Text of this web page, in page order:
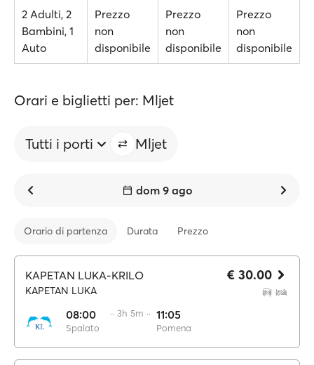
2 Adulti, 2
Bambini, 1
Auto
Prezzo
non
disponibile
Prezzo
non
disponibile
Prezzo
non
disponibile
Orari e biglietti per: Mljet
Tutti i porti Mljet
dom 9 ago
Orario di partenza Durata Prezzo
KAPETAN LUKA-KRILO
KAPETAN LUKA
08:00
Spalato
·· 3h 5m ·· 11:05
Pomena
€ 30.00